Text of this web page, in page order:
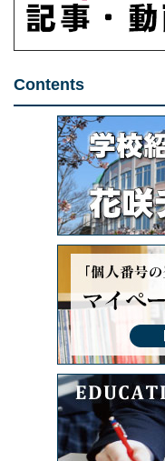
Contents